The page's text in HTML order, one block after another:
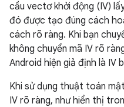
cầu vectơ khởi động (IV)
đó được tạo đúng cách
cách rõ ràng. Khi bạn
không chuyển mã IV rõ
Android hiện giả định là IV
Khi sử dụng thuật toán
IV rõ ràng, như hiển thị